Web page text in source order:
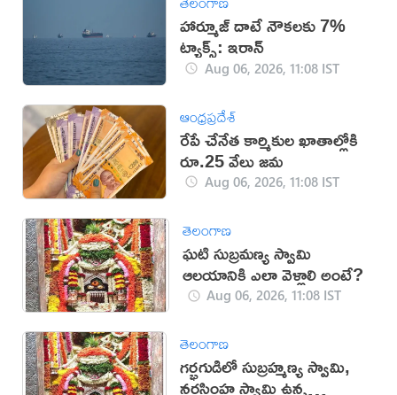
హార్మూజ్ దాటే నౌకలకు 7%
ట్యాక్స్: ఇరాన్
Aug 06, 2026, 11:08 IST
ఆంధ్రప్రదేశ్
రేపే చేనేత కార్మికుల ఖాతాల్లోకి
రూ.25 వేలు జమ
Aug 06, 2026, 11:08 IST
తెలంగాణ
ఘటి సుబ్రమణ్య స్వామి
ఆలయానికి ఎలా వెళ్లాలి అంటే?
Aug 06, 2026, 11:08 IST
తెలంగాణ
గర్భగుడిలో సుబ్రహ్మణ్య స్వామి,
నరసింహ స్వామి ఉన్న